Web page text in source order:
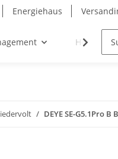
Energiehaus
Hersteller
DEYE SE-G5.1Pro